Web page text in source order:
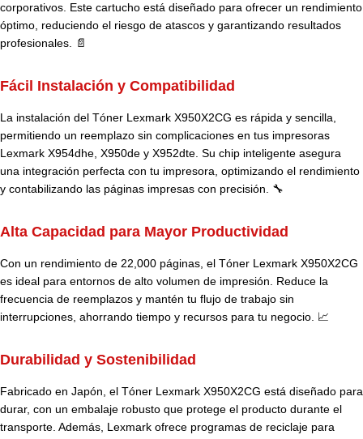
corporativos. Este cartucho está diseñado para ofrecer un rendimiento
óptimo, reduciendo el riesgo de atascos y garantizando resultados
profesionales. 📄
Fácil Instalación y Compatibilidad
La instalación del Tóner Lexmark X950X2CG es rápida y sencilla,
permitiendo un reemplazo sin complicaciones en tus impresoras
Lexmark X954dhe, X950de y X952dte. Su chip inteligente asegura
una integración perfecta con tu impresora, optimizando el rendimiento
y contabilizando las páginas impresas con precisión. 🔧
Alta Capacidad para Mayor Productividad
Con un rendimiento de 22,000 páginas, el Tóner Lexmark X950X2CG
es ideal para entornos de alto volumen de impresión. Reduce la
frecuencia de reemplazos y mantén tu flujo de trabajo sin
interrupciones, ahorrando tiempo y recursos para tu negocio. 📈
Durabilidad y Sostenibilidad
Fabricado en Japón, el Tóner Lexmark X950X2CG está diseñado para
durar, con un embalaje robusto que protege el producto durante el
transporte. Además, Lexmark ofrece programas de reciclaje para